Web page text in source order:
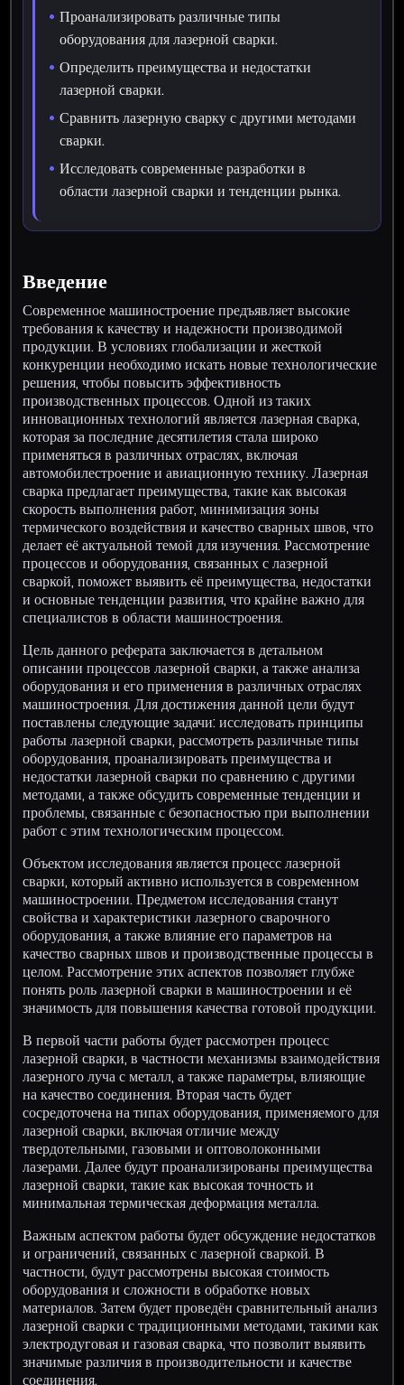
Проанализировать различные типы
оборудования для лазерной сварки.
Определить преимущества и недостатки
лазерной сварки.
Сравнить лазерную сварку с другими методами
сварки.
Исследовать современные разработки в
области лазерной сварки и тенденции рынка.
Введение
Современное машиностроение предъявляет высокие
требования к качеству и надежности производимой
продукции. В условиях глобализации и жесткой
конкуренции необходимо искать новые технологические
решения, чтобы повысить эффективность
производственных процессов. Одной из таких
инновационных технологий является лазерная сварка,
которая за последние десятилетия стала широко
применяться в различных отраслях, включая
автомобилестроение и авиационную технику. Лазерная
сварка предлагает преимущества, такие как высокая
скорость выполнения работ, минимизация зоны
термического воздействия и качество сварных швов, что
делает её актуальной темой для изучения. Рассмотрение
процессов и оборудования, связанных с лазерной
сваркой, поможет выявить её преимущества, недостатки
и основные тенденции развития, что крайне важно для
специалистов в области машиностроения.
Цель данного реферата заключается в детальном
описании процессов лазерной сварки, а также анализа
оборудования и его применения в различных отраслях
машиностроения. Для достижения данной цели будут
поставлены следующие задачи: исследовать принципы
работы лазерной сварки, рассмотреть различные типы
оборудования, проанализировать преимущества и
недостатки лазерной сварки по сравнению с другими
методами, а также обсудить современные тенденции и
проблемы, связанные с безопасностью при выполнении
работ с этим технологическим процессом.
Объектом исследования является процесс лазерной
сварки, который активно используется в современном
машиностроении. Предметом исследования станут
свойства и характеристики лазерного сварочного
оборудования, а также влияние его параметров на
качество сварных швов и производственные процессы в
целом. Рассмотрение этих аспектов позволяет глубже
понять роль лазерной сварки в машиностроении и её
значимость для повышения качества готовой продукции.
В первой части работы будет рассмотрен процесс
лазерной сварки, в частности механизмы взаимодействия
лазерного луча с металл, а также параметры, влияющие
на качество соединения. Вторая часть будет
сосредоточена на типах оборудования, применяемого для
лазерной сварки, включая отличие между
твердотельными, газовыми и оптоволоконными
лазерами. Далее будут проанализированы преимущества
лазерной сварки, такие как высокая точность и
минимальная термическая деформация металла.
Важным аспектом работы будет обсуждение недостатков
и ограничений, связанных с лазерной сваркой. В
частности, будут рассмотрены высокая стоимость
оборудования и сложности в обработке новых
материалов. Затем будет проведён сравнительный анализ
лазерной сварки с традиционными методами, такими как
электродуговая и газовая сварка, что позволит выявить
значимые различия в производительности и качестве
соединения.